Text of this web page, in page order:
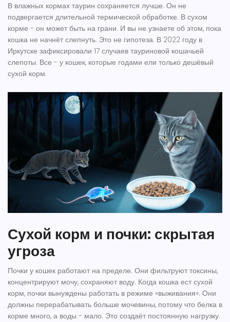
В влажных кормах таурин сохраняется лучше. Он не
подвергается длительной термической обработке. В сухом
корме - он может быть на грани. И вы не узнаете об этом, пока
кошка не начнёт слепнуть. Это не гипотеза. В 2022 году в
Иркутске зафиксировали 17 случаев тауриновой кошачьей
слепоты. Все - у кошек, которые годами ели только дешёвый
сухой корм.
Сухой корм и почки: скрытая
угроза
Почки у кошек работают на пределе. Они фильтруют токсины,
концентрируют мочу, сохраняют воду. Когда кошка ест сухой
корм, почки вынуждены работать в режиме «выживания». Они
должны перерабатывать больше мочевины, потому что белка в
корме много, а воды - мало. Это создаёт постоянную нагрузку.